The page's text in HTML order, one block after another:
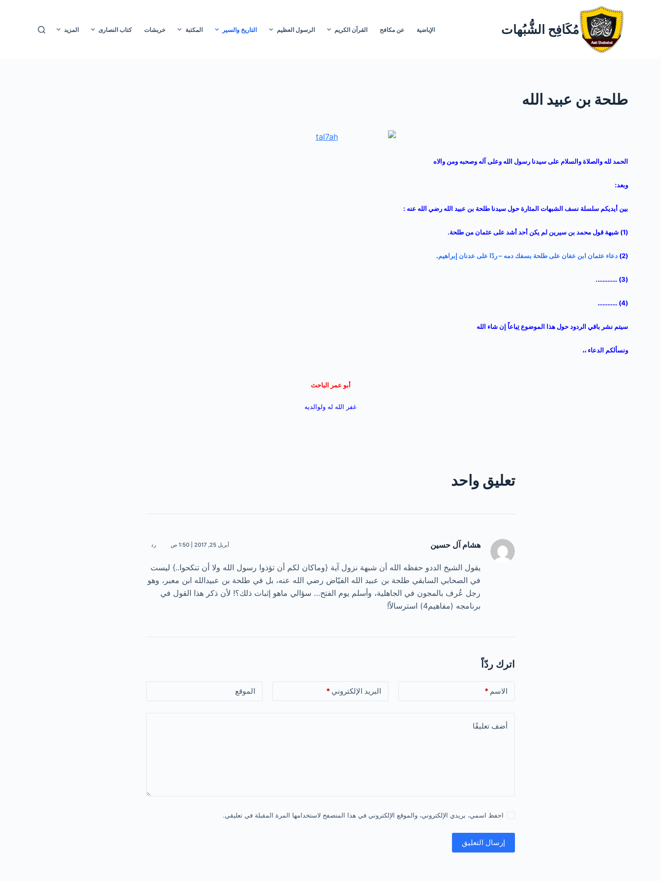
مُكَافِح الشُّبُهات الإباضية عن مكافح القرآن الكريم الرسول العظيم التاريخ والسير المكتبة خربشات كتاب النصارى المزيد
طلحة بن عبيد الله
الحمد لله والصلاة والسلام على سيدنا رسول الله وعلى آله وصحبه ومن والاه
وبعد:
بين أيديكم سلسلة نسف الشبهات المثارة حول سيدنا طلحة بن عبيد الله رضي الله عنه :
(1) شبهة قول محمد بن سيرين لم يكن أحد أشد على عثمان من طلحة.
(2) دعاء عثمان ابن عفان على طلحة بسفك دمه – ردًا على عدنان إبراهيم.
(3) ………….
(4) …………
سيتم نشر باقي الردود حول هذا الموضوع تِباعاً إن شاء الله
ونسألكم الدعاء ،،
أبو عمر الباحث
غفر الله له ولوالديه
تعليق واحد
هشام آل حسين أبريل 25, 2017 | 1:50 ص رد
يقول الشيخ الددو حفظه الله أن شبهة نزول آية {وماكان لكم أن تؤذوا رسول الله ولا أن تنكحوا..} ليست
في الصحابي السابقي طلحة بن عبيد الله الفيّاض رضي الله عنه، بل في طلحة بن عبيدالله ابن معبر، وهو
رجل عُرف بالمجون في الجاهلية، وأسلم يوم الفتح… سؤالي ماهو إثبات ذلك؟! لأن ذكر هذا القول في
برنامجه (مفاهيم4) استرسالاً!
اترك ردّاً
الاسم * البريد الإلكتروني * الموقع
أضف تعليقًا
احفظ اسمي، بريدي الإلكتروني، والموقع الإلكتروني في هذا المتصفح لاستخدامها المرة المقبلة في تعليقي.
إرسال التعليق